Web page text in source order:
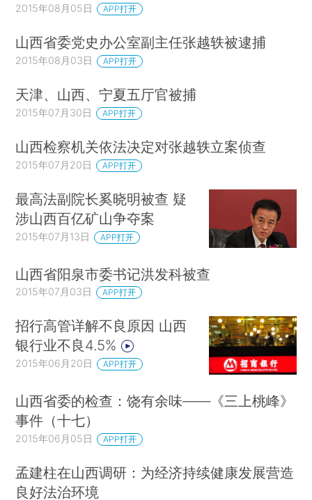
2015年08月05日 APP打开
山西省委党史办公室副主任张越轶被逮捕
2015年08月03日 APP打开
天津、山西、宁夏五厅官被捕
2015年07月30日 APP打开
山西检察机关依法决定对张越轶立案侦查
2015年07月20日 APP打开
最高法副院长奚晓明被查 疑
涉山西百亿矿山争夺案
2015年07月13日 APP打开
山西省阳泉市委书记洪发科被查
2015年07月03日 APP打开
招行高管详解不良原因 山西
银行业不良4.5%
2015年06月20日 APP打开
山西省委的检查：饶有余味——《三上桃峰》
事件（十七）
2015年06月05日 APP打开
孟建柱在山西调研：为经济持续健康发展营造
良好法治环境